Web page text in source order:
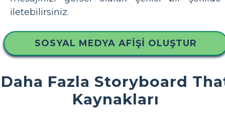
iletebilirsiniz.
SOSYAL MEDYA AFIŞI OLUŞTUR
Daha Fazla Storyboard
Kaynakları